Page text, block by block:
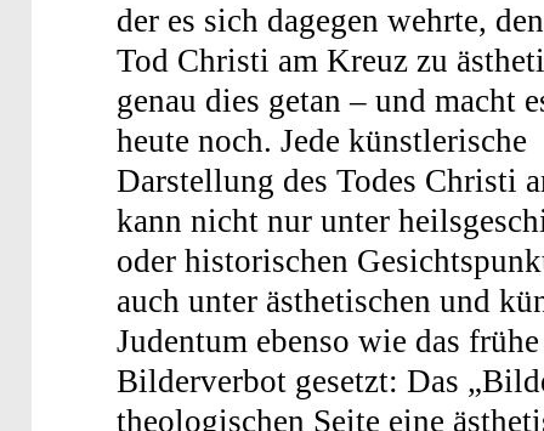
der es sich dagegen wehrte,
Tod Christi am Kreuz zu
genau dies getan – und macht
heute noch. Jede künstlerische
Darstellung des Todes Christi
kann nicht nur unter
oder historischen
auch unter ästhetischen und
Judentum ebenso wie das
Bilderverbot gesetzt: Das
theologischen Seite eine